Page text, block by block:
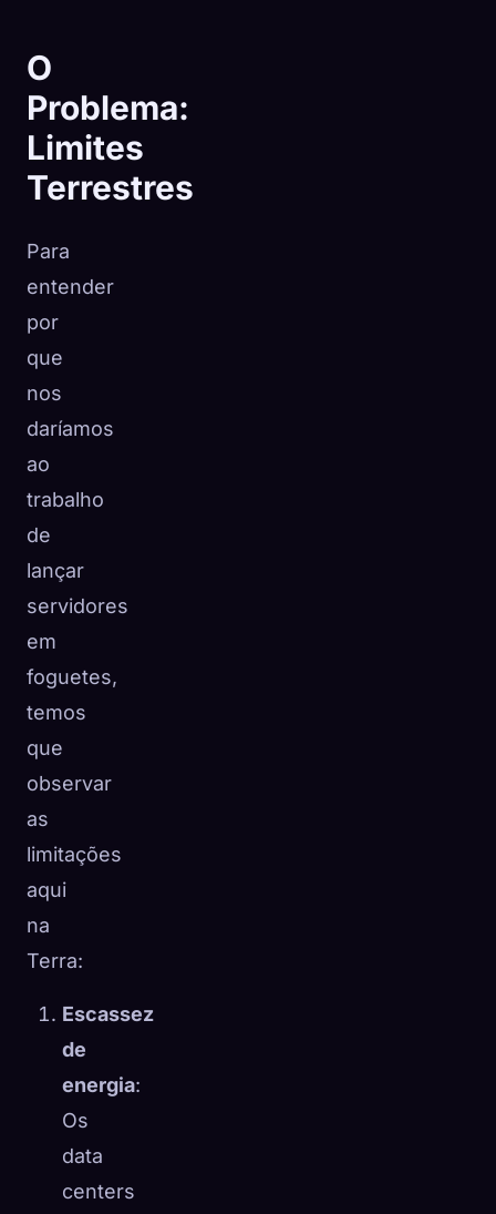
O
Problema:
Limites
Terrestres
Para
entender
por
que
nos
daríamos
ao
trabalho
de
lançar
servidores
em
foguetes,
temos
que
observar
as
limitações
aqui
na
Terra:
Escassez
de
energia:
Os
data
centers